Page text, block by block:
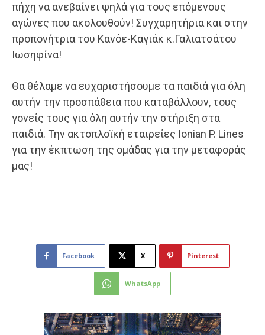
πήχη να ανεβαίνει ψηλά για τους επόμενους
αγώνες που ακολουθούν! Συγχαρητήρια και στην
προπονήτρια του Κανόε-Καγιάκ κ.Γαλιατσάτου
Ιωσηφίνα!
Θα θέλαμε να ευχαριστήσουμε τα παιδιά για όλη
αυτήν την προσπάθεια που καταβάλλουν, τους
γονείς τους για όλη αυτήν την στήριξη στα
παιδιά. Την ακτοπλοϊκή εταιρείες Ionian P. Lines
για την έκπτωση της ομάδας για την μεταφοράς
μας!
Facebook X Pinterest
WhatsApp